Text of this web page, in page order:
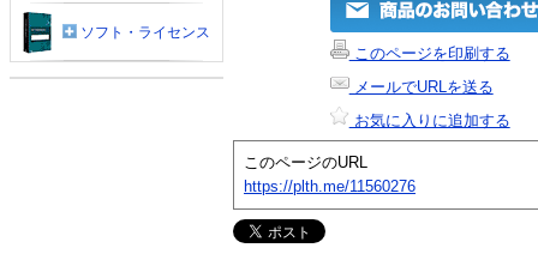
このページを印刷する
メールでURLを送る
お気に入りに追加する
このページのURL
https://plth.me/11560276
ソフト・ライセンス